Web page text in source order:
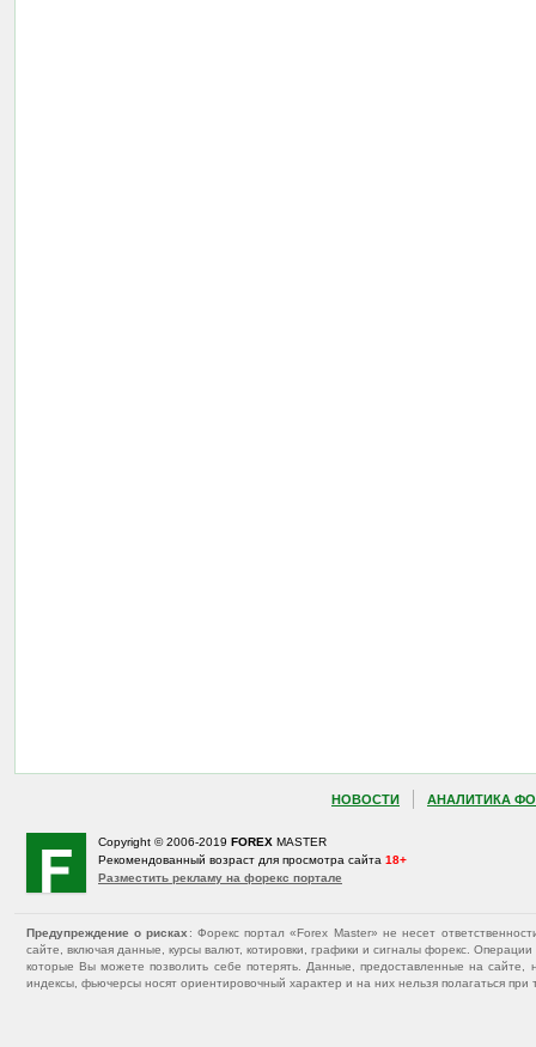
НОВОСТИ АНАЛИТИКА
Copyright © 2006-2019 FOREX MASTER
Рекомендованный возраст для просмотра сайта 18+
Разместить рекламу на форекс портале
Предупреждение о рисках : Форекс портал «Forex Master» не несет
сайте, включая данные, курсы валют, котировки, графики и сигналы форекс.
которые Вы можете позволить себе потерять. Данные, предоставленные на
индексы, фьючерсы носят ориентировочный характер и на них нельзя полагаться при